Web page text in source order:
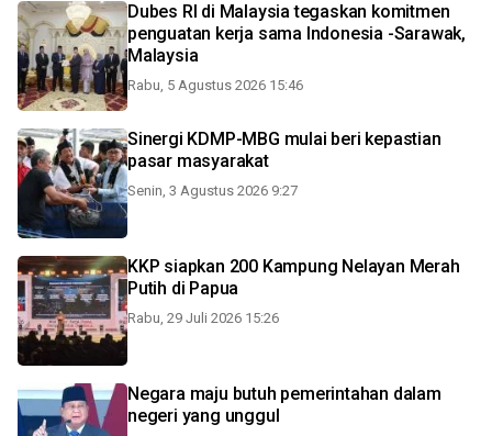
Dubes RI di Malaysia tegaskan komitmen
penguatan kerja sama Indonesia -Sarawak,
Malaysia
Rabu, 5 Agustus 2026 15:46
Sinergi KDMP-MBG mulai beri kepastian
pasar masyarakat
Senin, 3 Agustus 2026 9:27
KKP siapkan 200 Kampung Nelayan Merah
Putih di Papua
Rabu, 29 Juli 2026 15:26
Negara maju butuh pemerintahan dalam
negeri yang unggul